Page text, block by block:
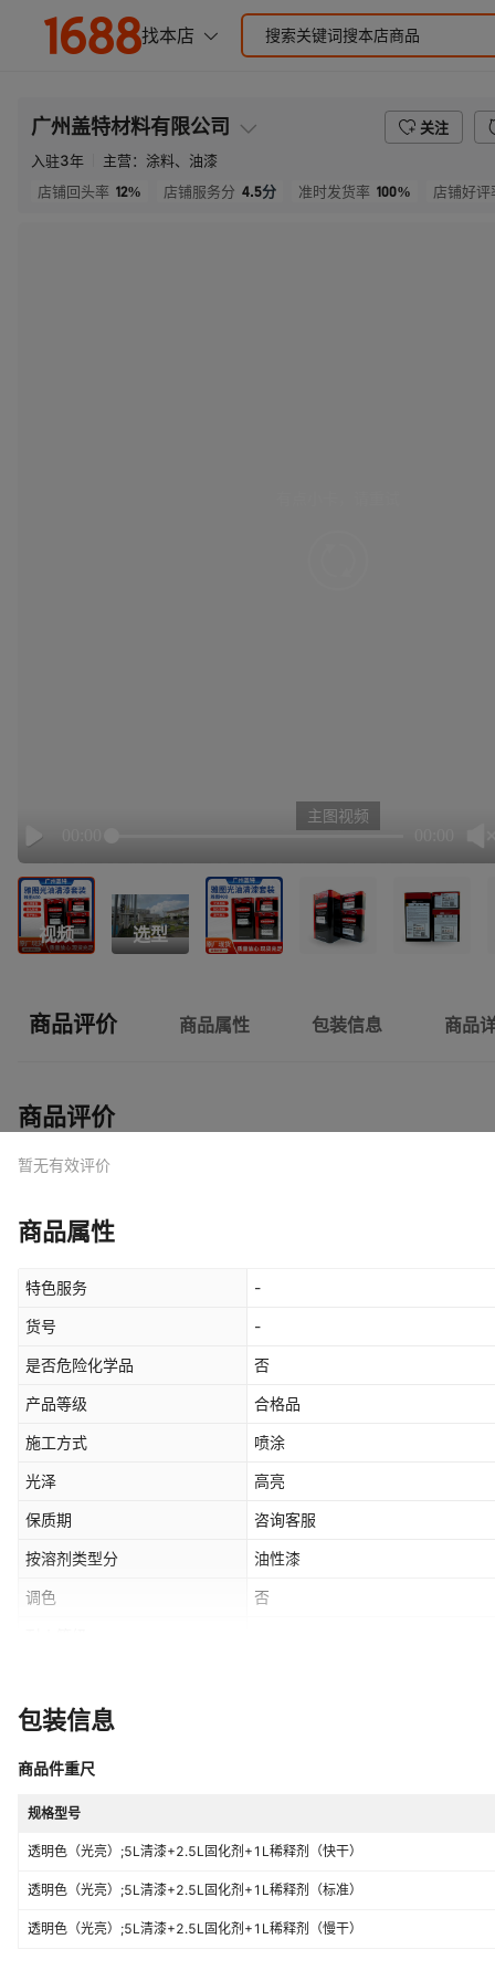
广州盖特材料有限公司
关注
入驻3年 主营： 涂料、油漆
店铺回头率 12% 店铺服务分 4.5分 准时发货率 100% 店铺好评
Play
主图视频
视频 选型
商品评价 商品属性 包装信息 商品
商品评价
暂无有效评价
商品属性
特色服务 -
货号 -
是否危险化学品 否
产品等级 合格品
施工方式 喷涂
光泽 高亮
保质期 咨询客服
按溶剂类型分 油性漆
调色 否
主要成分
包装信息
商品件重尺
规格型号
透明色（光亮）;5L清漆+2.5L固化剂+1L稀释剂（快干）
透明色（光亮）;5L清漆+2.5L固化剂+1L稀释剂（标准）
透明色（光亮）;5L清漆+2.5L固化剂+1L稀释剂（慢干）